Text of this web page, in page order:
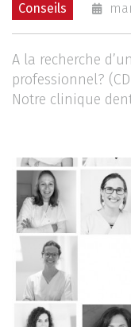
Conseils
A la recherche
professionnel?
Notre clinique